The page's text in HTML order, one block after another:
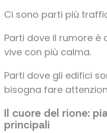
Ci sono parti più
Parti dove il rumore
vive con più calma.
Parti dove gli edifici
bisogna fare
Il cuore del rione:
principali